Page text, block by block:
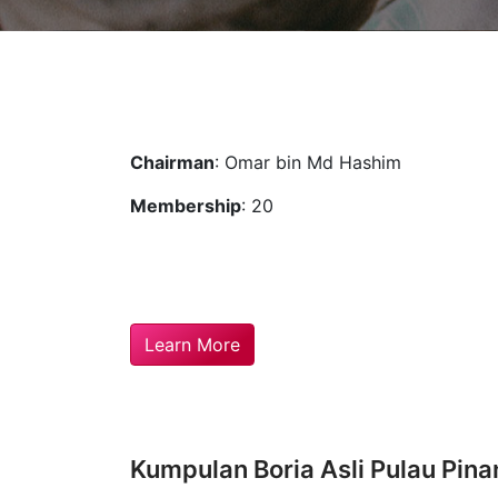
Chairman: Omar bin Md Hashim
Membership: 20
Learn More
Kumpulan Boria Asli Pulau